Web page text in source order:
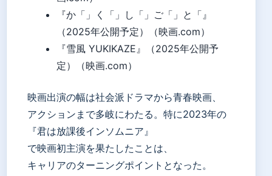
『か「」く「」し「」ご「」と「』
（2025年公開予定）（映画.com）
『雪風 YUKIKAZE』（2025年公開予
定）（映画.com）
映画出演の幅は社会派ドラマから青春映画、
アクションまで多岐にわたる。特に2023年の
『君は放課後インソムニア』
で映画初主演を果たしたことは、
キャリアのターニングポイントとなった。